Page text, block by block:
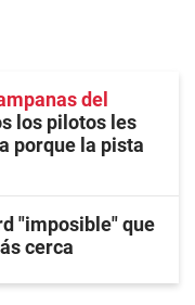
del
los pilotos les
porque la pista
"imposible" que
cerca